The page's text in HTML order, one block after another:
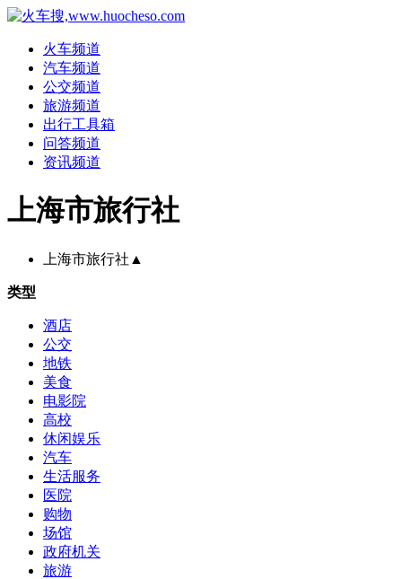
火车频道
汽车频道
公交频道
旅游频道
出行工具箱
问答频道
资讯频道
上海市旅行社
上海市旅行社 ▲
类型
酒店
公交
地铁
美食
电影院
高校
休闲娱乐
汽车
生活服务
医院
购物
场馆
政府机关
旅游